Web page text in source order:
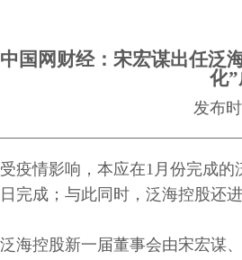
中国网财经：宋宏谋出任泛
化
发布
受疫情影响，本应在1月份完成
日完成；与此同时，泛海控股还
泛海控股新一届董事会由宋宏谋